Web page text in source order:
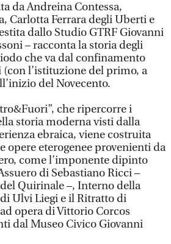
da Andreina Contessa,
Carlotta Ferrara degli Uberti e
dallo Studio GTRF Giovanni
– racconta la storia degli
che va dal confinamento
(con l’istituzione del primo, a
del Novecento.
che ripercorre i
storia moderna visti dalla
ebraica, viene costruita
opere eterogenee provenienti da
come l’imponente dipinto
di Sebastiano Ricci –
Quirinale –, Interno della
Ulvi Liegi e il Ritratto di
opera di Vittorio Corcos
dal Museo Civico Giovanni